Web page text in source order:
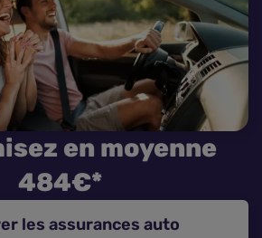
en moyenne
484€*
les assurances auto